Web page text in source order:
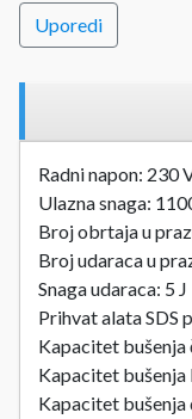
Uporedi
Radni napon: 230
Ulazna snaga:
Broj obrtaja u
Broj udaraca u
Snaga udaraca: 5 J
Prihvat alata SDS
Kapacitet bušenja
Kapacitet bušenja
Kapacitet bušenja